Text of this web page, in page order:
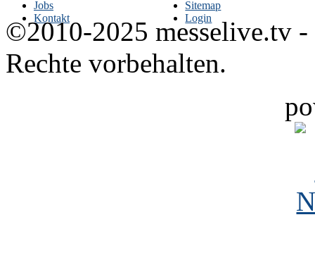
Jobs
Kontakt
Sitemap
Login
©2010-2025 messelive.tv -
Rechte vorbehalten.